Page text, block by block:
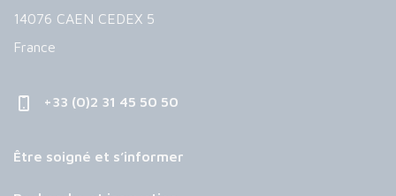
14076 CAEN CEDEX 5
France
+33 (0)2 31 45 50 50
Être soigné et s’informer